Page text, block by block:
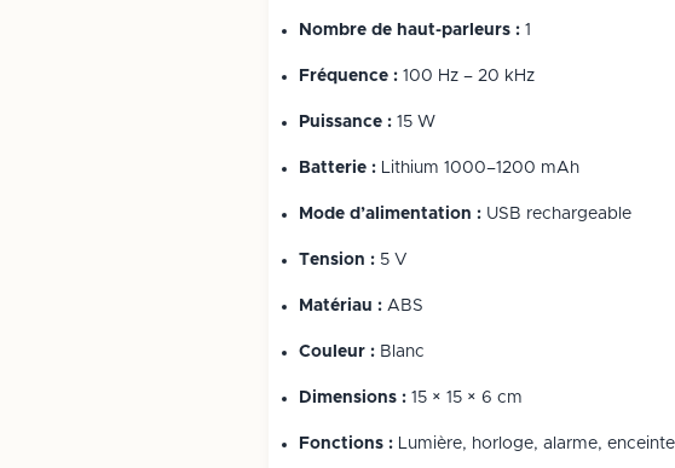
Nombre de haut-parleurs : 1
Fréquence : 100 Hz – 20 kHz
Puissance : 15 W
Batterie : Lithium 1000–1200 mAh
Mode d’alimentation : USB rechargeable
Tension : 5 V
Matériau : ABS
Couleur : Blanc
Dimensions : 15 × 15 × 6 cm
Fonctions : Lumière, horloge, alarme,